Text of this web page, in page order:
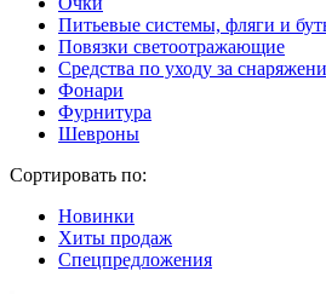
Питьевые системы, фляги и
Повязки светоотражающие
Средства по уходу за
Фонари
Фурнитура
Шевроны
Сортировать по:
Новинки
Хиты продаж
Спецпредложения